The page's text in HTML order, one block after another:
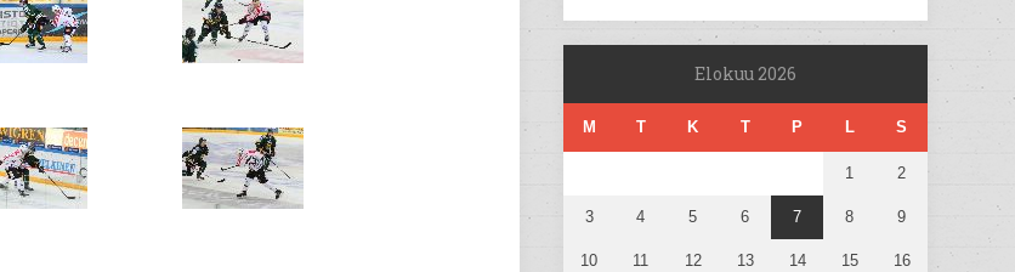
Elokuu 2026
M T K T P L S
1 2
3 4 5 6 7 8 9
10 11 12 13 14 15 16